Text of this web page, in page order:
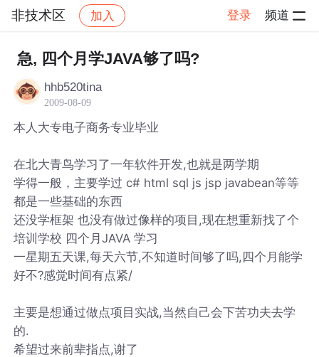
非技术区 加入 登录 频道
社区 非技术区 帖子详情
急, 四个月学JAVA够了吗?
hhb520tina
2009-08-09
本人大专电子商务专业毕业
在北大青鸟学习了一年软件开发,也就是两学期
学得一般，主要学过 c# html sql js jsp javabean等等
都是一些基础的东西
还没学框架 也没有做过像样的项目,现在想重新找了个
培训学校 四个月JAVA 学习
一星期五天课,每天六节,不知道时间够了吗,四个月能学
好不?感觉时间有点紧/
主要是想通过做点项目实战,当然自己会下苦功夫去学
的.
希望过来前辈指点,谢了